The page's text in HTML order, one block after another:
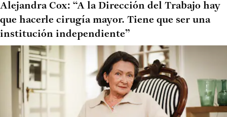
Alejandra Cox: “A la Dirección del Trabajo hay
que hacerle cirugía mayor. Tiene que ser una
institución independiente”